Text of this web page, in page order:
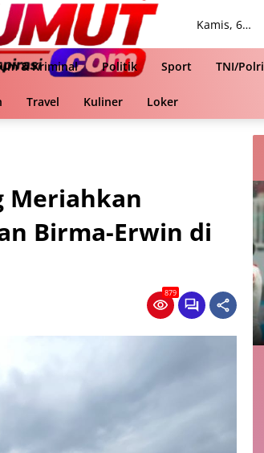
Kamis, 6
& Kriminal Politik Sport TNI/Polri
Travel Kuliner Loker
Meriahkan
Birma-Erwin di
879